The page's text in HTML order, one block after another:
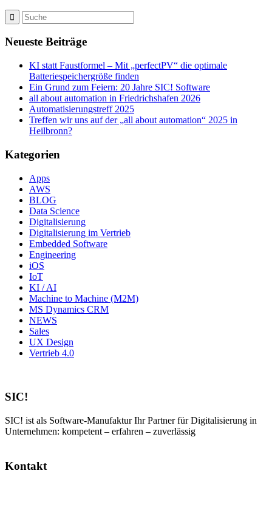
Neueste Beiträge
KI statt Faustformel – Mit „perfectPV“ die optimale
Batteriespeichergröße finden
Ein Grund zum Feiern: 20 Jahre SIC! Software
all about automation in Friedrichshafen 2026
Automatisierungstreff 2025
Treffen wir uns auf der „all about automation“ 2025 in
Heilbronn?
Kategorien
Apps
AWS
BLOG
Data Science
Digitalisierung
Digitalisierung im Vertrieb
Embedded Software
Engineering
iOS
IoT
KI / AI
Machine to Machine (M2M)
MS Dynamics CRM
NEWS
Sales
UX Design
Vertrieb 4.0
SIC!
SIC! ist als Software-Manufaktur Ihr Partner für Digitalisierung in
Unternehmen: kompetent – erfahren – zuverlässig
Kontakt